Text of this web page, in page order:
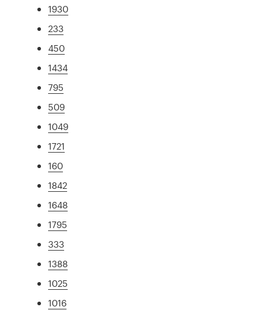
1930
233
450
1434
795
509
1049
1721
160
1842
1648
1795
333
1388
1025
1016